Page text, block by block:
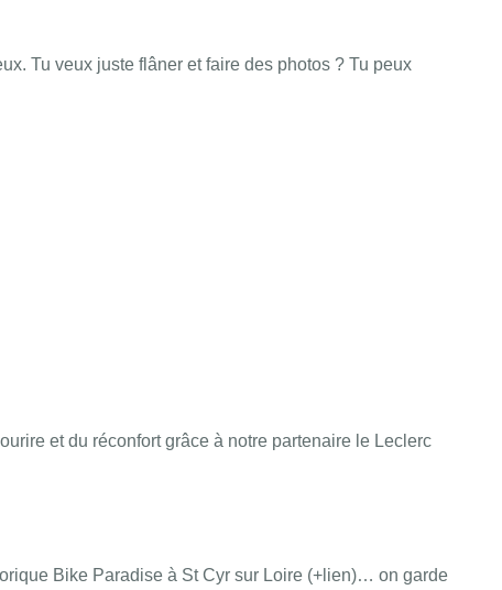
Tu veux juste flâner et faire des photos ? Tu peux
et du réconfort grâce à notre partenaire le Leclerc
Bike Paradise à St Cyr sur Loire (+lien)… on garde